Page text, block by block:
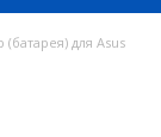
для Asus